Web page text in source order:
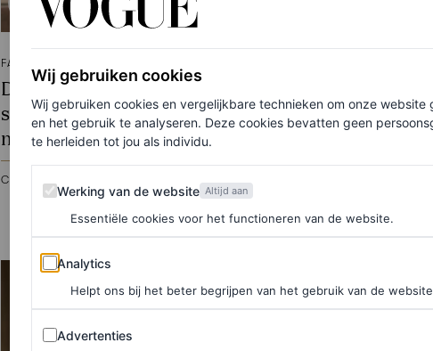
FASHION
De meest bizarre en
spraakmakende rode loper-
momenten van 2025
CHRISTIAN ALLAIRE
duidde de
trends van de
dit rooftop event
Wij gebruiken cookies
Wij gebruiken cookies en vergelijkbare technieken om onze website
en het gebruik te analyseren. Deze cookies bevatten geen
te herleiden tot jou als individu.
Werking van de website
Werking van de website Altijd aan
Essentiële cookies voor het functioneren van de website.
Analytics
Analytics
Helpt ons bij het beter begrijpen van het gebruik van de
Advertenties
Advertenties